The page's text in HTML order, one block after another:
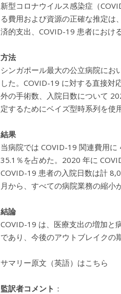
新型コロナウイルス感染症（
る費用および資源の正確な推定
済的支出、COVID-19 患者におけ
方法
シンガポール最大の公立病院に
した。COVID-19 に対する直接対
外の手術数、入院日数について
定するためにベイズ型時系列を使
結果
当病院では COVID-19 関連費用
35.1％を占めた。2020 年に
COVID-19 患者の入院日数は計
月から、すべての病院業務の縮小
結論
COVID-19 は、医療支出の増加と
であり、今後のアウトブレイクの
サマリー原文（英語）はこちら
監訳者コメント ：